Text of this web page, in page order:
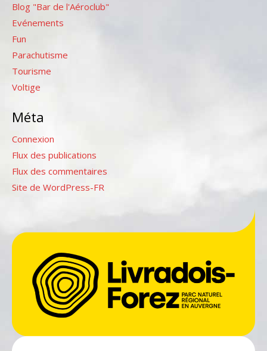
Blog "Bar de l'Aéroclub"
Evénements
Fun
Parachutisme
Tourisme
Voltige
Méta
Connexion
Flux des publications
Flux des commentaires
Site de WordPress-FR